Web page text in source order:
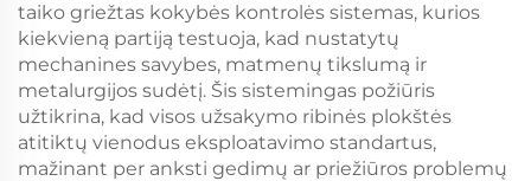
taiko griežtas kokybės kontrolės sistemas, kurios
kiekvieną partiją testuoja, kad nustatytų
mechanines savybes, matmenų tikslumą ir
metalurgijos sudėtį. Šis sistemingas požiūris
užtikrina, kad visos užsakymo ribinės plokštės
atitiktų vienodus eksploatavimo standartus,
mažinant per anksti gedimų ar priežiūros problemų